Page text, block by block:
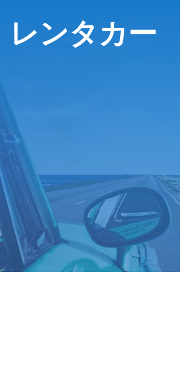
レンタカ